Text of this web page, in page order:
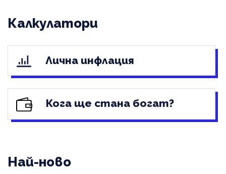
Калкулатори
Лична инфлация
Кога ще стана богат?
Най-ново